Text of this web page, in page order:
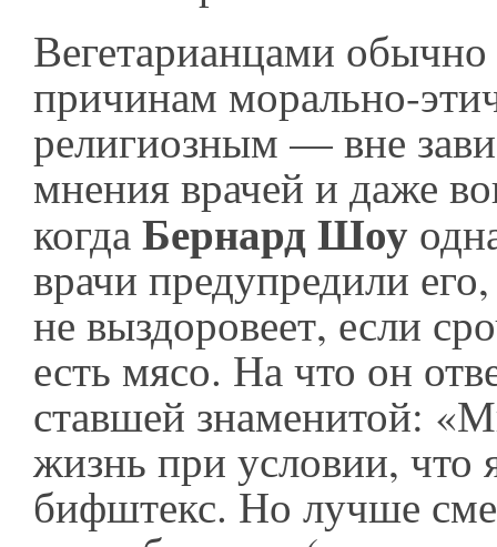
Вегетарианцами обычно
причинам морально-
религиозным — вне
мнения врачей и даже
когдаБернард Шоу
врачи предупредили
не выздоровеет, если
есть мясо. На что он
ставшей знаменитой:
жизнь при условии, что
бифштекс. Но лучше